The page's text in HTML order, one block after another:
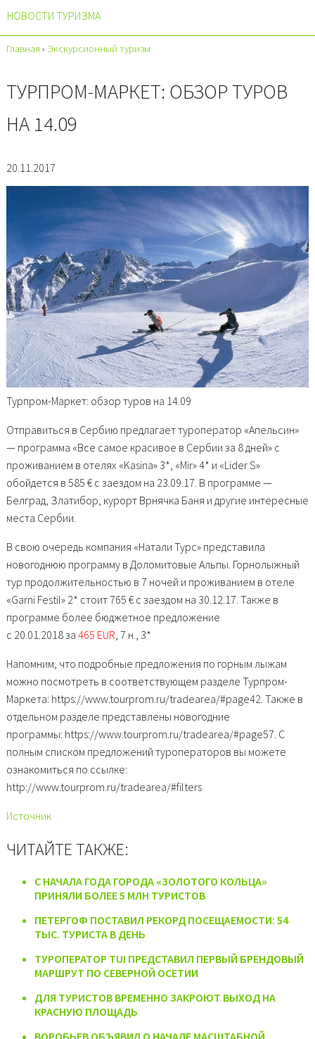
НОВОСТИ ТУРИЗМА
Главная › Экскурсионный туризм
ТУРПРОМ-МАРКЕТ: ОБЗОР ТУРОВ
НА 14.09
20.11.2017
Турпром-Маркет: обзор туров на 14.09
Отправиться в Сербию предлагает туроператор «Апельсин»
— программа «Все самое красивое в Сербии за 8 дней» с
проживанием в отелях «Kasina» 3*, «Mir» 4* и «Lider S»
обойдется в 585 € с заездом на 23.09.17. В программе —
Белград, Златибор, курорт Врнячка Баня и другие интересные
места Сербии.
В свою очередь компания «Натали Турс» представила
новогоднюю программу в Доломитовые Альпы. Горнолыжный
тур продолжительностью в 7 ночей и проживанием в отеле
«Garni Festil» 2* стоит 765 € с заездом на 30.12.17. Также в
программе более бюджетное предложение
с 20.01.2018за 465 EUR 7 н., 3*
Напомним, что подробные предложения по горным лыжам
можно посмотреть в соответствующем разделе Турпром-
Маркета: https://www.tourprom.ru/tradearea/#page42. Также в
отдельном разделе представлены новогодние
программы: https://www.tourprom.ru/tradearea/#page57. С
полным списком предложений туроператоров вы можете
ознакомиться по ссылке:
http://www.tourprom.ru/tradearea/#filters
Источник
ЧИТАЙТЕ ТАКЖЕ:
С НАЧАЛА ГОДА ГОРОДА «ЗОЛОТОГО КОЛЬЦА»
ПРИНЯЛИ БОЛЕЕ 5 МЛН ТУРИСТОВ
ПЕТЕРГОФ ПОСТАВИЛ РЕКОРД ПОСЕЩАЕМОСТИ: 54
ТЫС. ТУРИСТА В ДЕНЬ
ТУРОПЕРАТОР TUI ПРЕДСТАВИЛ ПЕРВЫЙ БРЕНДОВЫЙ
МАРШРУТ ПО СЕВЕРНОЙ ОСЕТИИ
ДЛЯ ТУРИСТОВ ВРЕМЕННО ЗАКРОЮТ ВЫХОД НА
КРАСНУЮ ПЛОЩАДЬ
ВОРОБЬЕВ ОБЪЯВИЛ О НАЧАЛЕ МАСШТАБНОЙ